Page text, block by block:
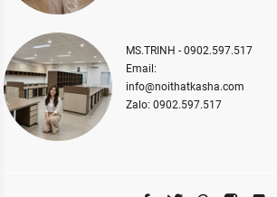
MS.TRINH - 0902.597.517
Email:
info@noithatkasha.com
Zalo: 0902.597.517